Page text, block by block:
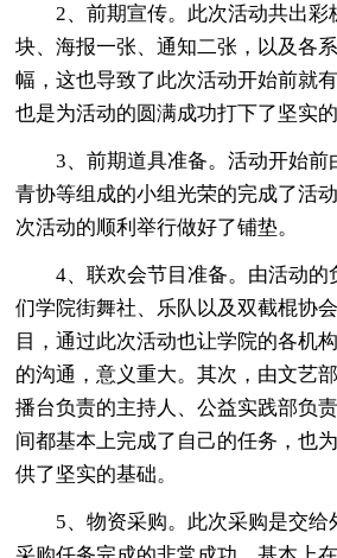
2、前期宣传。此次活动共出彩
块、海报一张、通知二张，以及各
幅，这也导致了此次活动开始前就
也是为活动的圆满成功打下了坚实的
3、前期道具准备。活动开始前
青协等组成的小组光荣的完成了活
次活动的顺利举行做好了铺垫。
4、联欢会节目准备。由活动的
们学院街舞社、乐队以及双截棍协
目，通过此次活动也让学院的各机
的沟通，意义重大。其次，由文艺
播台负责的主持人、公益实践部负
间都基本上完成了自己的任务，也
供了坚实的基础。
5、物资采购。此次采购是交给